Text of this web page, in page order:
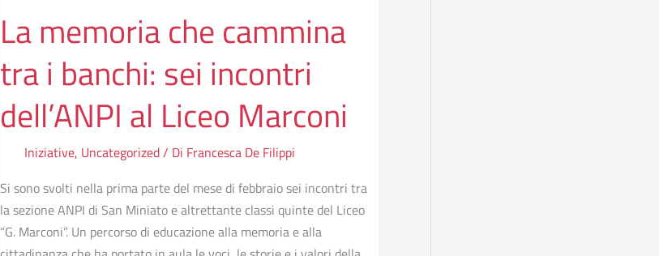
La memoria che cammina
tra i banchi: sei incontri
dell’ANPI al Liceo Marconi
Iniziative, Uncategorized/ Di Francesca De Filippi
Si sono svolti nella prima parte del mese di febbraio sei incontri tra
la sezione ANPI di San Miniato e altrettante classi quinte del Liceo
“G. Marconi”. Un percorso di educazione alla memoria e alla
Liceo
Marconi